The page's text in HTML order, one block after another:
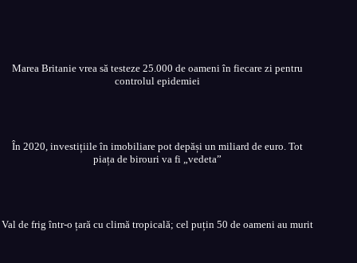
Marea Britanie vrea să testeze 25.000 de oameni în fiecare zi pentru
controlul epidemiei
În 2020, investițiile în imobiliare pot depăși un miliard de euro. Tot
piața de birouri va fi „vedeta”
Val de frig într-o țară cu climă tropicală; cel puțin 50 de oameni au murit